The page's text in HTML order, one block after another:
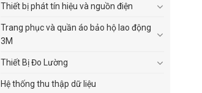
Thiết bị phát tín hiệu và nguồn điện
Trang phục và quần áo bảo hộ lao động
3M
Thiết Bị Đo Lường
Hệ thống thu thập dữ liệu